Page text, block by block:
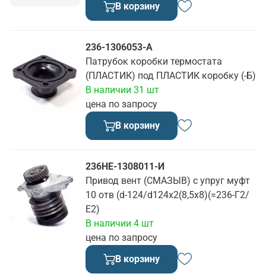
В корзину
236-1306053-А
Патрубок коробки термостата
(ПЛАСТИК) под ПЛАСТИК коробку (-Б)
цена по запросу
В наличии 31 шт
В корзину
236НЕ-1308011-И
Привод вент (СМАЗЫВ) с упруг муфт
10 отв (d-124/d124х2(8,5х8)(=236-Г2/
Е2)
цена по запросу
В наличии 4 шт
В корзину